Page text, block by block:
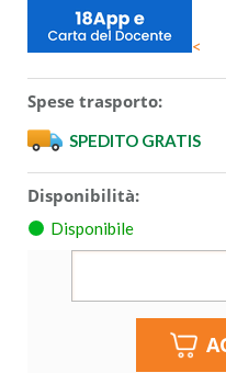
<
Spese trasporto:
SPEDITO GRATIS
Disponibilità:
Disponibile